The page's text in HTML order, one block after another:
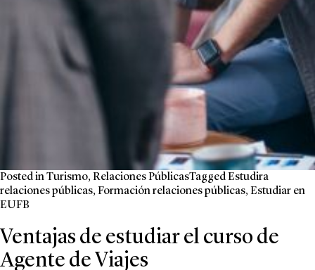
Posted inTurismo, Relaciones PúblicasTaggedEstudira
relaciones públicas, Formación relaciones públicas, Estudiar en
EUFB
Ventajas de estudiar el curso de
Agente de Viajes